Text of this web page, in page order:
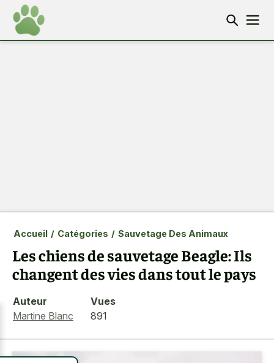
Accueil / Catégories / Sauvetage Des Animaux
Les chiens de sauvetage Beagle: Ils
changent des vies dans tout le pays
Auteur
Martine Blanc
Vues
891